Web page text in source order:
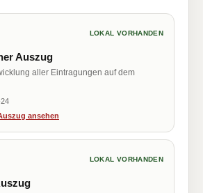
LOKAL VORHANDEN
Auszug
aller Eintragungen auf dem
ansehen
LOKAL VORHANDEN